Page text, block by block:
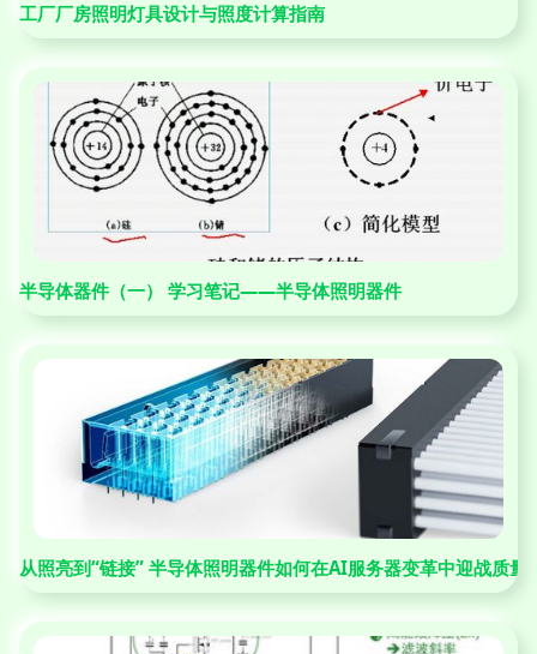
工厂厂房照明灯具设计与照度计算指南
半导体器件（一） 学习笔记——半导体照明器件
从照亮到“链接” 半导体照明器件如何在AI服务器变革中迎战质量